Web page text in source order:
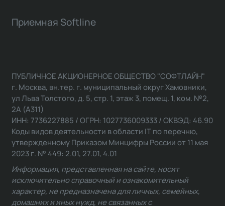
Приемная Softline
ПУБЛИЧНОЕ АКЦИОНЕРНОЕ ОБЩЕСТВО "СОФТЛАЙН"
г. Москва, вн.тер. г. муниципальный округ Хамовники,
ул Льва Толстого, д. 5, стр. 1, этаж 3, помещ. 1, ком. №2,
2А (А311)
ИНН: 7736227885 / ОГРН: 1027736009333 / ОКВЭД: 46.90
Коды видов деятельности в области IT по перечню,
утвержденному Приказом Минцифры России от 11 мая
2023 г. № 449: 2.01, 27.01, 4.01
Информация, представленная на сайте, носит
исключительно справочный и ознакомительный
характер, не предназначена для личных, семейных,
домашних и иных нужд, не связанных с